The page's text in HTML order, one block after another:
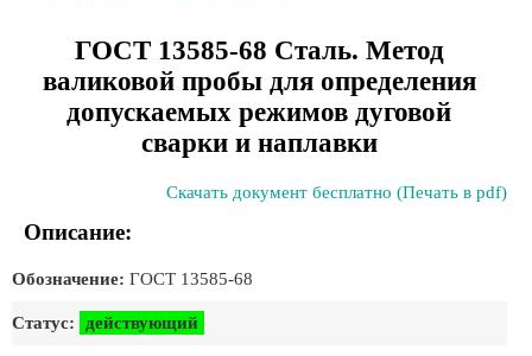
ГОСТ 13585-68 Сталь. Метод
валиковой пробы для определения
допускаемых режимов дуговой
сварки и наплавки
Скачать документ бесплатно (Печать в pdf)
Описание:
Обозначение: ГОСТ 13585-68
Статус: действующий